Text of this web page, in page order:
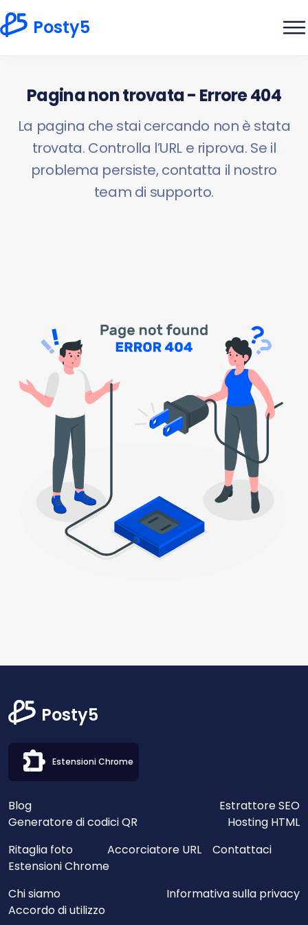
Posty5
Pagina non trovata - Errore 404
La pagina che stai cercando non è stata
trovata. Controlla l’URL e riprova. Se il
problema persiste, contatta il nostro
team di supporto.
Posty5
Estensioni Chrome
Blog
Estrattore SEO
Generatore di codici QR
Hosting HTML
Ritaglia foto
Accorciatore URL
Contattaci
Estensioni Chrome
Chi siamo
Informativa sulla privacy
Accordo di utilizzo